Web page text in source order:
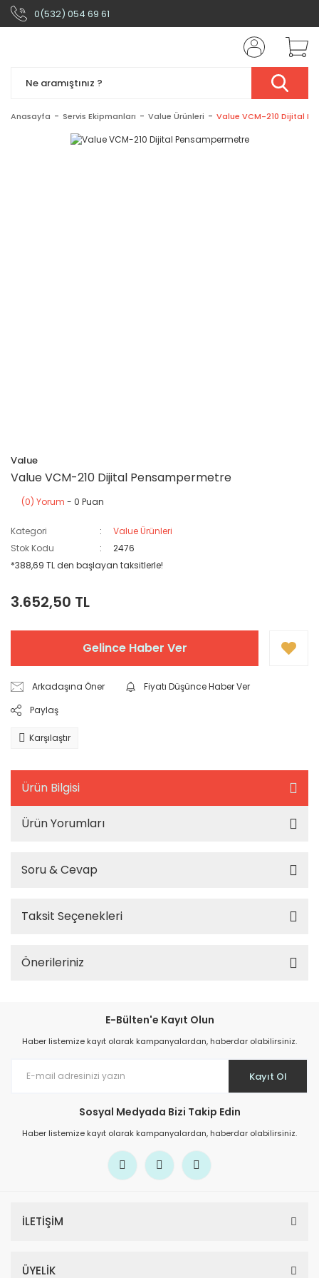
0(532) 054 69 61
Anasayfa Servis Ekipmanları Value Ürünleri Value VCM-210 Dijital
Value
Value VCM-210 Dijital Pensampermetre
(0) Yorum - 0 Puan
Kategori
Value Ürünleri
Stok Kodu
2476
*388,69 TL den başlayan taksitlerle!
3.652,50 TL
Gelince Haber Ver
Arkadaşına Öner
Fiyatı Düşünce Haber Ver
Paylaş
Karşılaştır
Ürün Bilgisi
Ürün Yorumları
Soru & Cevap
Taksit Seçenekleri
Önerileriniz
E-Bülten'e Kayıt Olun
Haber listemize kayıt olarak kampanyalardan, haberdar olabilirsiniz.
Kayıt Ol
Sosyal Medyada Bizi Takip Edin
Haber listemize kayıt olarak kampanyalardan, haberdar olabilirsiniz.
İLETİŞİM
ÜYELİK